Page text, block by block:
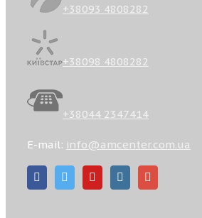
+38093 4808282
+38098 4808282
+38044 2347414
E-mail: info@amcenter.com.ua